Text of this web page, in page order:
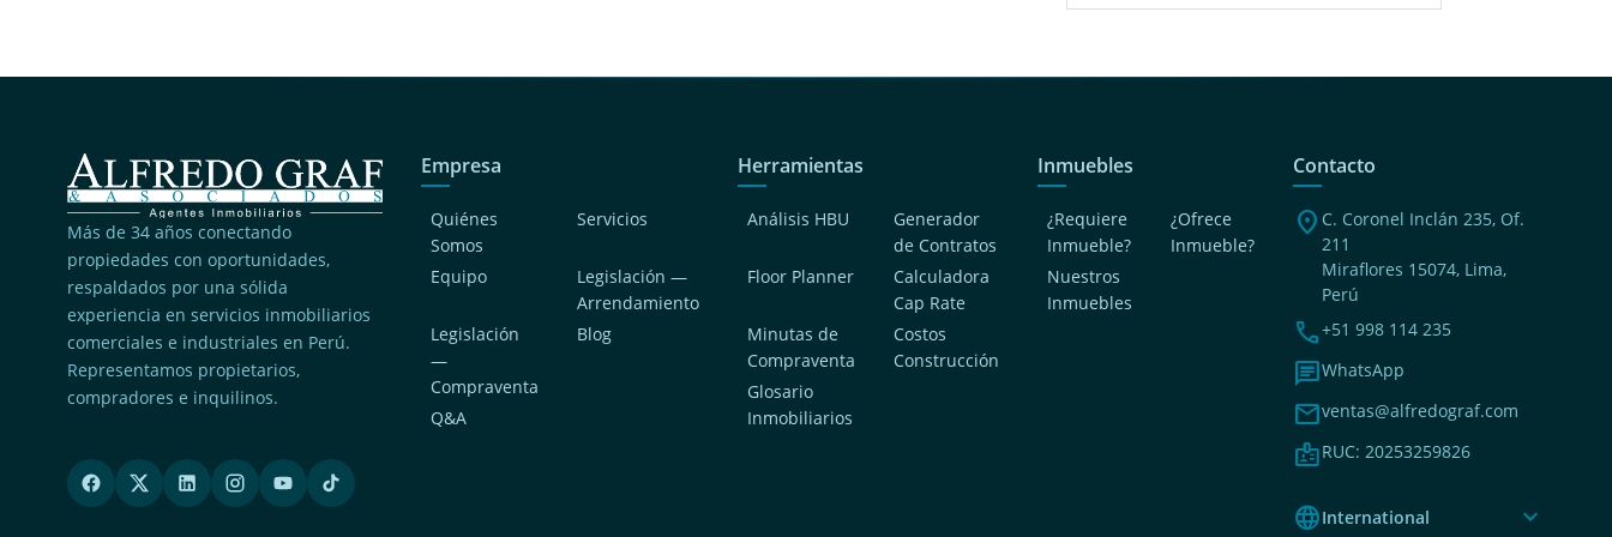
Más de 34 años conectando
propiedades con oportunidades,
respaldados por una sólida
experiencia en servicios inmobiliarios
comerciales e industriales en Perú.
Representamos propietarios,
compradores e inquilinos.
Empresa
Quiénes
Somos
Servicios
Equipo
Legislación —
Arrendamiento
Legislación
—
Compraventa
Blog
Q&A
Herramientas
Análisis HBU
Generador
de Contratos
Floor Planner
Calculadora
Cap Rate
Minutas de
Compraventa
Costos
Construcción
Glosario
Inmobiliarios
Inmuebles
¿Requiere
Inmueble?
¿Ofrece
Inmueble?
Nuestros
Inmuebles
Contacto
location_on C. Coronel Inclán 235, Of.
211
Miraflores 15074, Lima,
Perú
phone+51 998 114 235
chatWhatsApp
mailventas@alfredograf.com
badgeRUC: 20253259826
languageInternational expand_more